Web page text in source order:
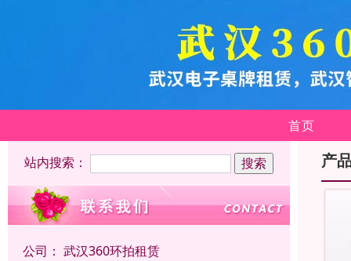
首页
站内搜索：
公司： 武汉360环拍租赁
产